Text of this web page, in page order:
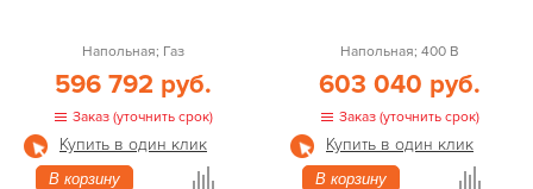
Напольная; Газ
596 792 руб.
Заказ (уточнить срок)
Купить в один клик
В корзину
Напольная; 400 В
603 040 руб.
Заказ (уточнить срок)
Купить в один клик
В корзину